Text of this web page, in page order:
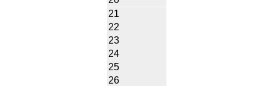
21
22
23
24
25
26